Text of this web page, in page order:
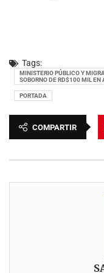
Tags:
MINISTERIO PÚBLICO Y
SOBORNO DE RD$100 MIL EN
PORTADA
COMPARTIR